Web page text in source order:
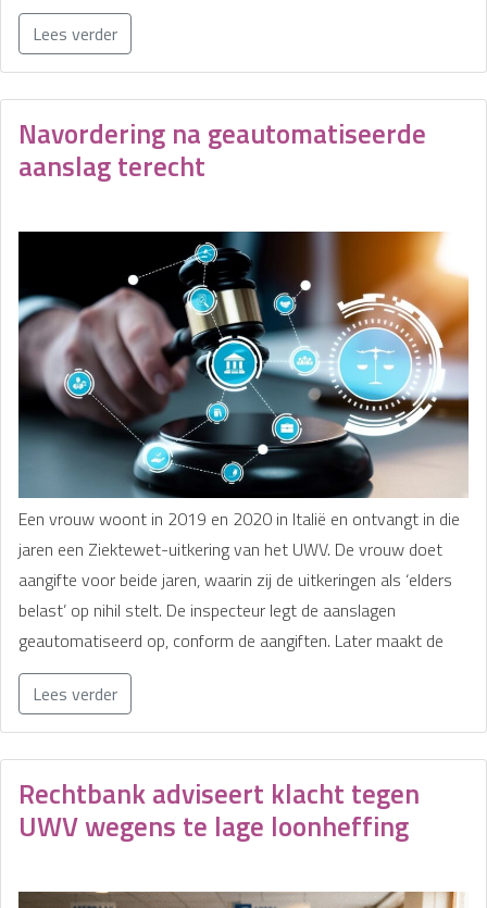
Lees verder
Navordering na geautomatiseerde
aanslag terecht
Een vrouw woont in 2019 en 2020 in Italië en ontvangt in die
jaren een Ziektewet-uitkering van het UWV. De vrouw doet
aangifte voor beide jaren, waarin zij de uitkeringen als ‘elders
belast’ op nihil stelt. De inspecteur legt de aanslagen
geautomatiseerd op, conform de aangiften. Later maakt de
Lees verder
Rechtbank adviseert klacht tegen
UWV wegens te lage loonheffing